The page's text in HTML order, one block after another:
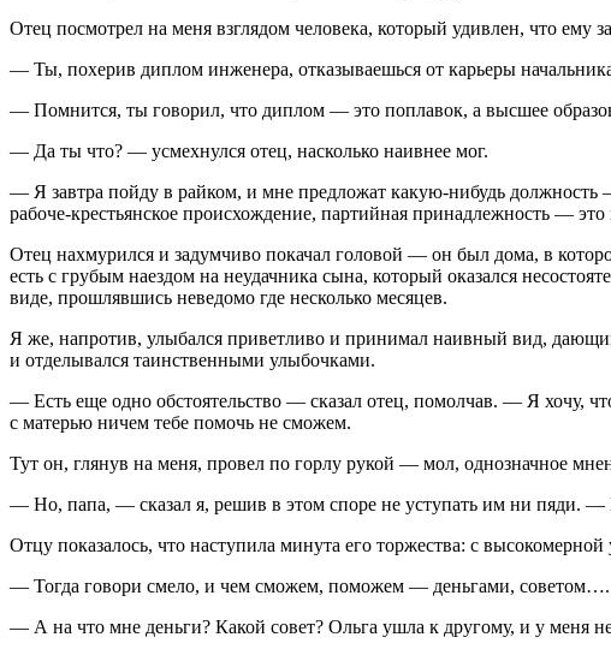
Отец посмотрел на меня взглядом человека, который удивлен, что ему
— Ты, похерив диплом инженера, отказываешься от карьеры
— Помнится, ты говорил, что диплом — это поплавок, а высшее
— Да ты что? — усмехнулся отец, насколько наивнее мог.
— Я завтра пойду в райком, и мне предложат какую-нибудь должность
рабоче-крестьянское происхождение, партийная принадлежность —
Отец нахмурился и задумчиво покачал головой — он был дома, в
есть с грубым наездом на неудачника сына, который оказался
виде, прошлявшись неведомо где несколько месяцев.
Я же, напротив, улыбался приветливо и принимал наивный вид,
и отделывался таинственными улыбочками.
— Есть еще одно обстоятельство — сказал отец, помолчав. — Я хочу,
с матерью ничем тебе помочь не сможем.
Тут он, глянув на меня, провел по горлу рукой — мол, однозначное
— Но, папа, — сказал я, решив в этом споре не уступать им ни пяди. —
Отцу показалось, что наступила минута его торжества: с
— Тогда говори смело, и чем сможем, поможем — деньгами, советом….
— А на что мне деньги? Какой совет? Ольга ушла к другому, и у меня